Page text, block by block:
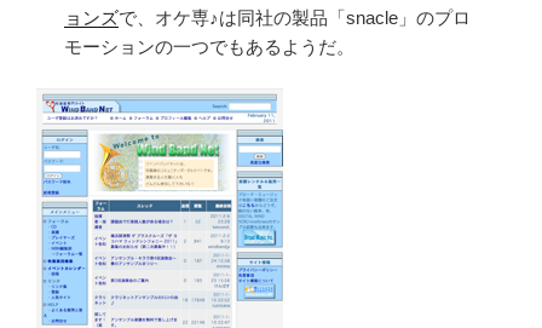
ョンズで、オケ専♪は同社の製品「snacle」のプロ
モーションの一つでもあるようだ。